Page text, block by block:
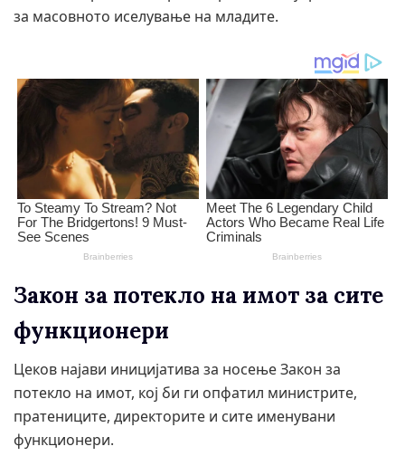
за масовното иселување на младите.
Закон за потекло на имот за сите
функционери
Цеков најави иницијатива за носење Закон за
потекло на имот, кој би ги опфатил министрите,
пратениците, директорите и сите именувани
функционери.